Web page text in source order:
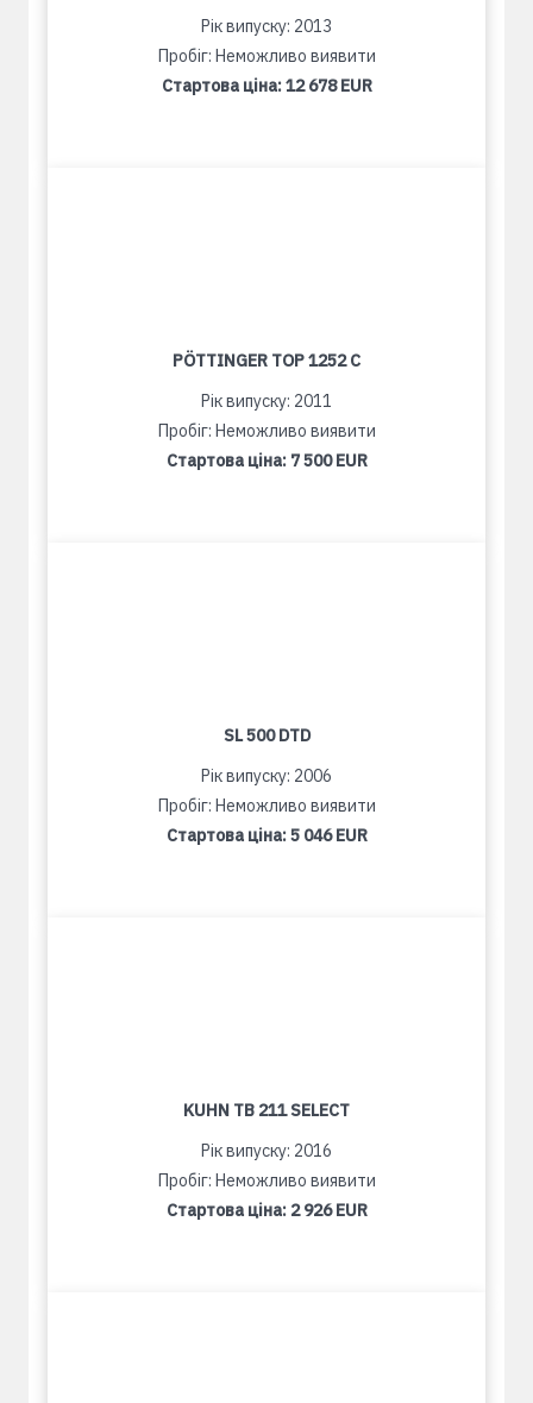
Рік випуску: 2013
Пробіг: Неможливо виявити
Стартова ціна:12 678 EUR
PÖTTINGER TOP 1252 C
Рік випуску: 2011
Пробіг: Неможливо виявити
Стартова ціна: 7 500 EUR
SL 500 DTD
Рік випуску: 2006
Пробіг: Неможливо виявити
Стартова ціна:5 046 EUR
KUHN TB 211 SELECT
Рік випуску: 2016
Пробіг: Неможливо виявити
Стартова ціна: 2 926 EUR